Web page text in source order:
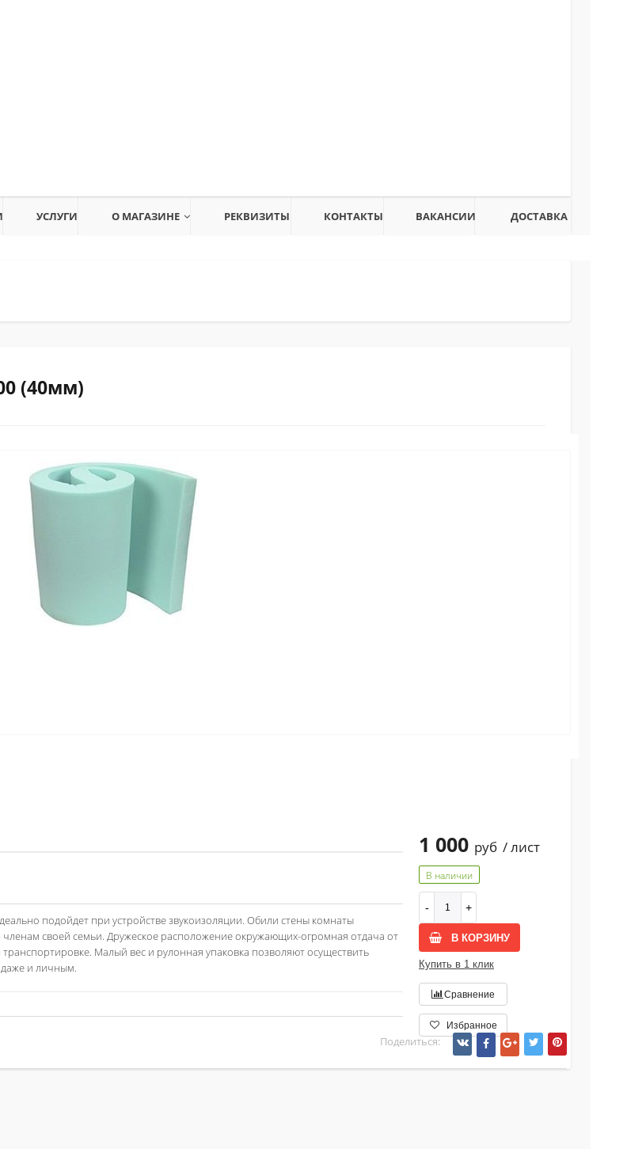
УСЛУГИ О МАГАЗИНЕ РЕКВИЗИТЫ КОНТАКТЫ ВАКАНСИИ ДОСТАВКА
(40мм)
1 000 руб / лист
В наличии
В КОРЗИНУ
Купить в 1 клик
Сравнение
Избранное
подойдет при устройстве звукоизоляции. Обили стены комнаты
своей семьи. Дружеское расположение окружающих-огромная отдача от
Малый вес и рулонная упаковка позволяют осуществить
даже и личным.
Поделиться: